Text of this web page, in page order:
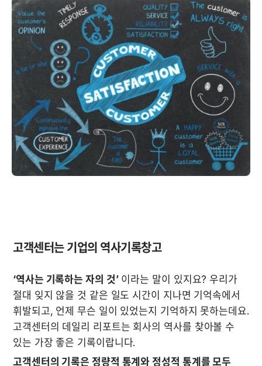
고객센터는 기업의 역사기록창고
‘역사는 기록하는 자의 것’ 이라는 말이 있지요? 우리가
절대 잊지 않을 것 같은 일도 시간이 지나면 기억속에서
휘발되고, 언제 무슨 일이 있었는지 기억하지 못하는데요.
고객센터의 데일리 리포트는 회사의 역사를 찾아볼 수
있는 가장 좋은 기록이랍니다.
고객센터의 기록은 정량적 통계와 정성적 통계를 모두